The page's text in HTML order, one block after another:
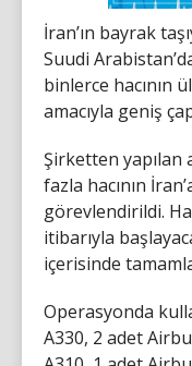
İran’ın bayrak
Suudi
binlerce hacının
amacıyla geniş
Şirketten yapılan
fazla hacının
görevlendirildi.
itibarıyla
içerisinde
Operasyonda
A330, 2 adet